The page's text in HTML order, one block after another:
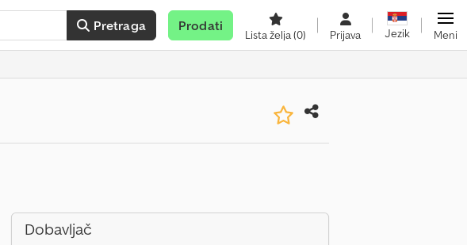
Pretraga Prodati
Lista želja(0) Prijava Jezik Meni
Dobavljač